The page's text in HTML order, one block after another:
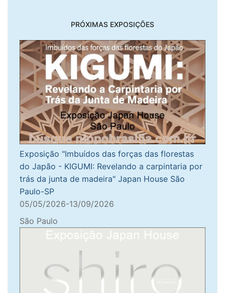
PRÓXIMAS EXPOSIÇÕES
Exposição "Imbuídos das forças das florestas
do Japão - KIGUMI: Revelando a carpintaria por
trás da junta de madeira" Japan House São
Paulo-SP
05/05/2026-13/09/2026
São Paulo